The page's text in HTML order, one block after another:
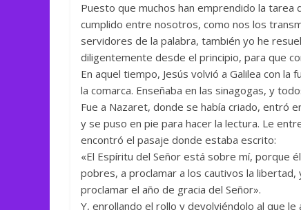
Puesto que muchos han emprendido la
cumplido entre nosotros, como nos los
servidores de la palabra, también yo he
diligentemente desde el principio, para que
En aquel tiempo, Jesús volvió a Galilea con
la comarca. Enseñaba en las sinagogas, y
Fue a Nazaret, donde se había criado, entró
y se puso en pie para hacer la lectura. Le
encontró el pasaje donde estaba escrito:
«El Espíritu del Señor está sobre mí, porque
pobres, a proclamar a los cautivos la
proclamar el año de gracia del Señor».
Y, enrollando el rollo y devolviéndolo al que